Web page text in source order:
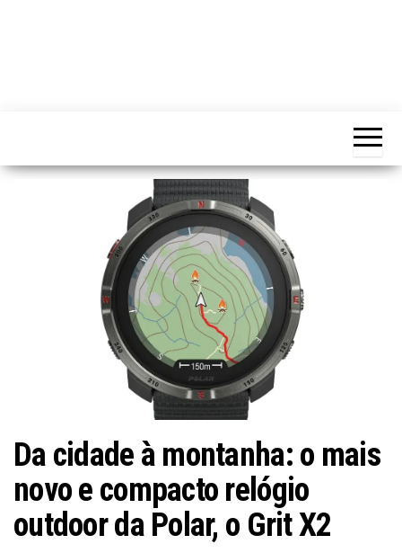
Da cidade à montanha: o mais
novo e compacto relógio
outdoor da Polar, o Grit X2